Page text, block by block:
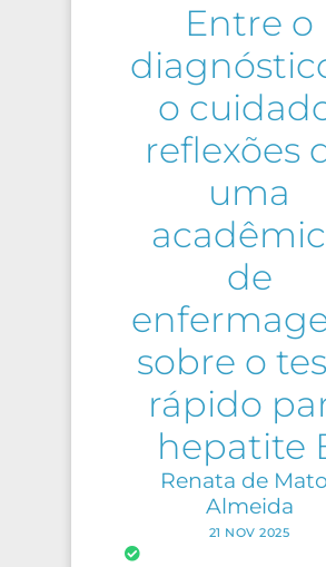
Entre o
o
reflexões
uma
de
sobre o
rápido
hepatite
Renata de
Almeida
21 NOV 2025